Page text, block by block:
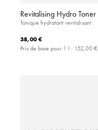
Revitalising Hydro Toner
Tonique hydratant revitalisant
38,00 €
Prix de base pour 1 l : 152,00 €